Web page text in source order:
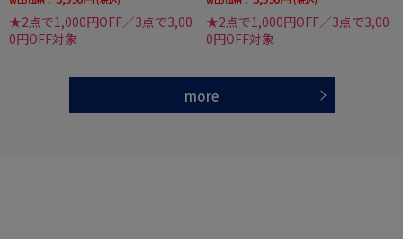
★2点で1,000円OFF／3点で3,00
0円OFF対象
★2点で1,000円OFF／3点で3,00
0円OFF対象
more